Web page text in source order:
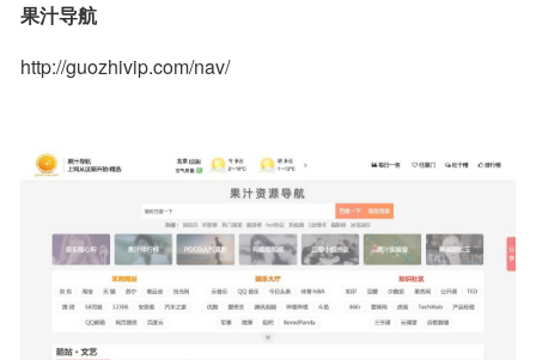
果汁导航
http://guozhivip.com/nav/